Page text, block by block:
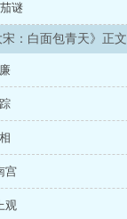
谜
宋：白面包青天》正文
宫
观